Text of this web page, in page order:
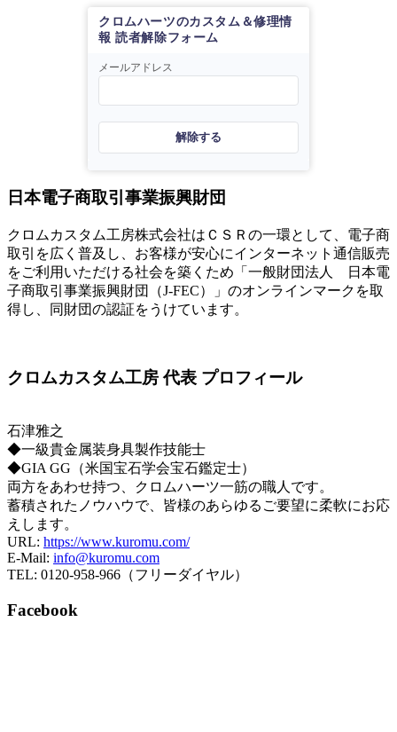
クロムハーツのカスタム＆修理情
報 読者解除フォーム
メールアドレス
解除する
日本電子商取引事業振興財団
クロムカスタム工房株式会社はＣＳＲの一環として、電子商
取引を広く普及し、お客様が安心にインターネット通信販売
をご利用いただける社会を築くため「一般財団法人 日本電
子商取引事業振興財団（J-FEC）」のオンラインマークを取
得し、同財団の認証をうけています。
クロムカスタム工房 代表 プロフィール
石津雅之
◆一級貴金属装身具製作技能士
◆GIA GG（米国宝石学会宝石鑑定士）
両方をあわせ持つ、クロムハーツ一筋の職人です。
蓄積されたノウハウで、皆様のあらゆるご要望に柔軟にお応
えします。
URL: https://www.kuromu.com/
E-Mail: info@kuromu.com
TEL: 0120-958-966（フリーダイヤル）
Facebook